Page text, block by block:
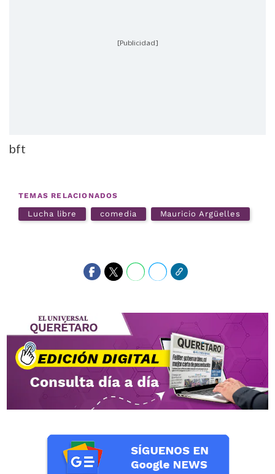
[Publicidad]
bft
TEMAS RELACIONADOS
Lucha libre comedia Mauricio Argüelles